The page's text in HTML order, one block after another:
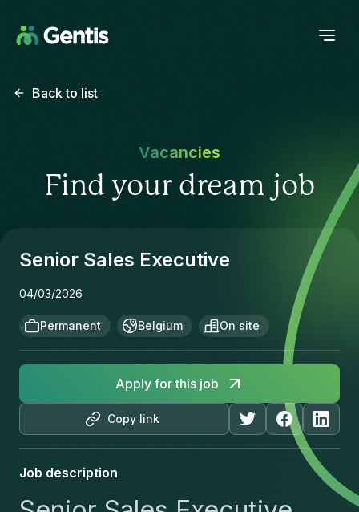
Back to list
Vacancies
Find your dream job
Senior Sales Executive
04/03/2026
Permanent Belgium On site
Copy link
Apply for this job
Job description